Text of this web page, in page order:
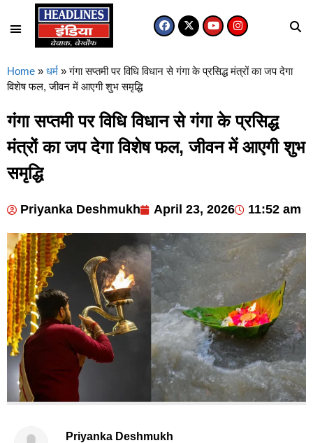
Home » धर्म »गंगा सप्तमी पर विधि विधान से गंगा के प्रसिद्ध मंत्रों का जप देगा
विशेष फल, जीवन में आएगी शुभ समृद्धि
गंगा सप्तमी पर विधि विधान से गंगा के प्रसिद्ध
मंत्रों का जप देगा विशेष फल, जीवन में आएगी शुभ
समृद्धि
Priyanka Deshmukh April 23, 2026 11:52 am
Priyanka Deshmukh